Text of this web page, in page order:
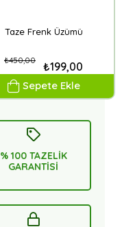
Taze Frenk Üzümü
₺199,00
₺450,00
Sepete Ekle
% 100 TAZELİK
GARANTİSİ